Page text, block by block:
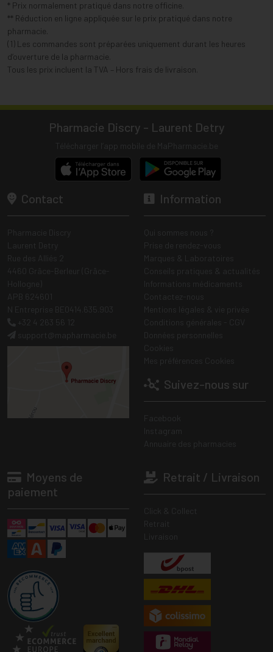
* Prix normalement pratiqué dans notre officine.
** Réduction en ligne appliquée sur le prix pratiqué dans notre
pharmacie.
(1) Les commandes sont préparées uniquement durant les heures
d’ouverture de la pharmacie.
Tous les prix incluent la TVA – Hors frais de livraison.
Pharmacie Discry - Laurent Detry
Contact Information
Suivez-nous sur
Moyens de
paiement
Retrait / Livraison